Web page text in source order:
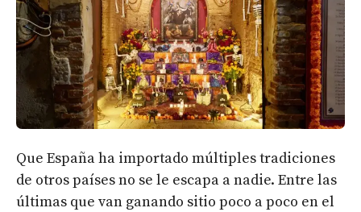
Que España ha importado múltiples tradiciones
de otros países no se le escapa a nadie. Entre las
últimas que van ganando sitio poco a poco en el